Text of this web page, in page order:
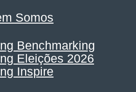
Somos
Benchmarking
Eleições 2026
Inspire